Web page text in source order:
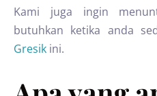
Kami juga ingin
butuhkan ketika anda
Gresik ini.